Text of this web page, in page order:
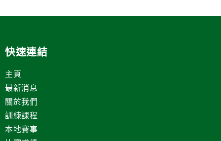
快速連結
主頁
最新消息
關於我們
訓練課程
本地賽事